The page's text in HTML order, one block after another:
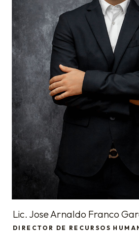
Lic. Jose Arnaldo Franco
DIRECTOR DE RECURSOS